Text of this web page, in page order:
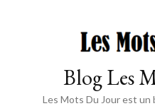
Blog Les
Les Mots Du Jour est un